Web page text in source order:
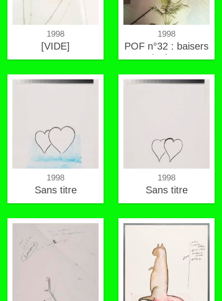
1998
[VIDE]
1998
POF n°32 : baisers
d'arbres
1998
Sans titre
1998
Sans titre